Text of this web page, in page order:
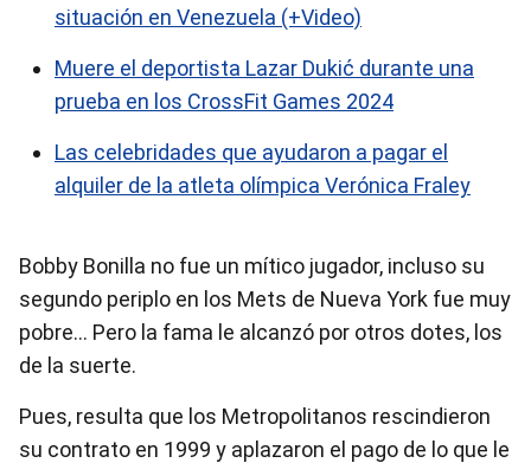
situación en Venezuela (+Video)
Muere el deportista Lazar Dukić durante una
prueba en los CrossFit Games 2024
Las celebridades que ayudaron a pagar el
alquiler de la atleta olímpica Verónica Fraley
Bobby Bonilla no fue un mítico jugador, incluso su
segundo periplo en los Mets de Nueva York fue muy
pobre… Pero la fama le alcanzó por otros dotes, los
de la suerte.
Pues, resulta que los Metropolitanos rescindieron
su contrato en 1999 y aplazaron el pago de lo que le